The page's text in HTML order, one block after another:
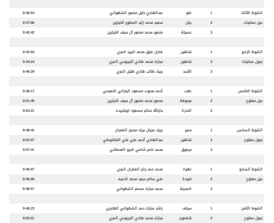
الشوط الثالث 1 نقو عبدالهادي خليل منصور الشهواني
9:36:54
حيل عمانيات
2 بيان سعيد محمد زايد المطوع الخيارين
9:37:86
3
عسيلة منصور محمد منصور آل سيف الخيارين 9:40:42
الشوط الرابع 1 شاهين فاران عتيق محمد البريد المري
9:43:93
زمول عمانيات
2 شاهين مبارك محمد هادي الجربوعي المري
9:44:24
3
الأسد بريك طالب هادي هليل المري 9:49:29
الشوط الخامس 1 نهب أحمد محبوب مسعود الرمزاني النعيمي
9:48:17
حيل مفتوح
2 مرموقة منصور محمد منصور آل سيف الخيارين
9:51:49
3
الحذرة جارالله سالم مسعود ابوشريده 9:53:21
الشوط السادس 1 مميز بريك عجيان بريك مجدور الغفران
9:48:42
زمول مفتوح
2 شاهين عبدالهادي أحمد علي علي القاشوطي
9:51:07
3
مرفوق محمد ناصر شافي الجرو القحطاني 9:57:41
الشوط السابع 1 نهوة محمد حمد جابر الغفران المري
9:46:07
حيل مفتوح
2 شودة علي سالم سنيد محمد الدعيه
9:46:66
3
المدينة محمد مبارك مسفر الشهواني 9:48:57
الشوط الثامن 1 سياف راشد مبارك حمد الشهواني الهاجري
9:46:23
زمول مفتوح
2 شغموم مبارك محمد هادي الجربوعي المري
9:52:61